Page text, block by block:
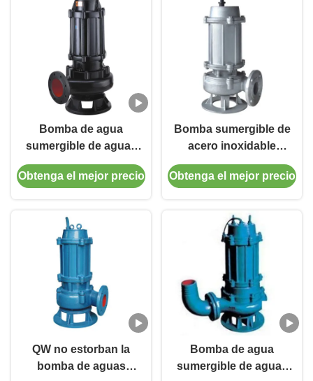
Bomba de agua
sumergible de aguas
residuales del alto
rendimiento con el uso
treamter del agua
Obtenga el mejor precio
Bomba sumergible de
acero inoxidable
compacta de los SS de
la bomba sumergible
Obtenga el mejor precio
QW no estorban la
bomba de aguas
Bomba de agua
sumergible de aguas